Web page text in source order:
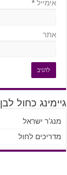
אימייל *
אתר
גיימינג כחול לבן
מנג'ר ישראל
מדריכים לחול